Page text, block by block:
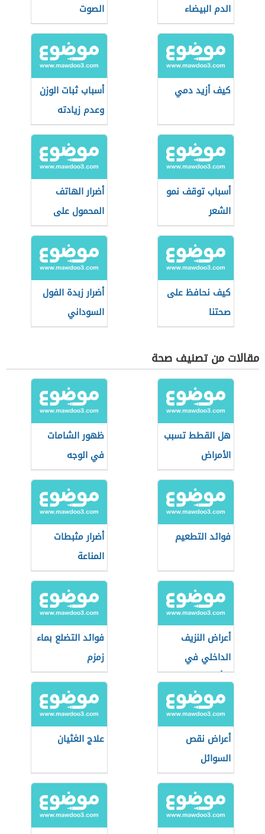
الدم البيضاء
الصوت
كيف أزيد دمي
أسباب ثبات الوزن
وعدم زيادته
أسباب توقف نمو
الشعر
أضرار الهاتف
المحمول على
صحة الإنسان
كيف نحافظ على
صحتنا
أضرار زبدة الفول
السوداني
مقالات من تصنيف صحة
هل القطط تسبب
الأمراض
ظهور الشامات
في الوجه
فوائد التطعيم
أضرار مثبطات
المناعة
أعراض النزيف
الداخلي في
الرأس
فوائد التضلع بماء
زمزم
أعراض نقص
السوائل
علاج الغثيان